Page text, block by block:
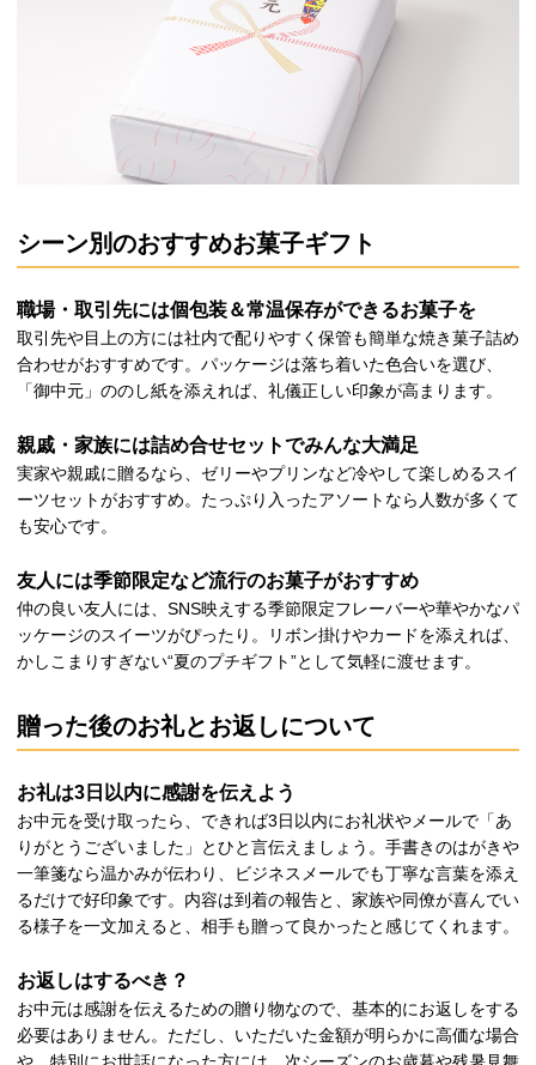
シーン別のおすすめお菓子ギフト
職場・取引先には個包装＆常温保存ができるお菓子を
取引先や目上の方には社内で配りやすく保管も簡単な焼き菓子詰め
合わせがおすすめです。パッケージは落ち着いた色合いを選び、
「御中元」ののし紙を添えれば、礼儀正しい印象が高まります。
親戚・家族には詰め合せセットでみんな大満足
実家や親戚に贈るなら、ゼリーやプリンなど冷やして楽しめるスイ
ーツセットがおすすめ。たっぷり入ったアソートなら人数が多くて
も安心です。
友人には季節限定など流行のお菓子がおすすめ
仲の良い友人には、SNS映えする季節限定フレーバーや華やかなパ
ッケージのスイーツがぴったり。リボン掛けやカードを添えれば、
かしこまりすぎない“夏のプチギフト”として気軽に渡せます。
贈った後のお礼とお返しについて
お礼は3日以内に感謝を伝えよう
お中元を受け取ったら、できれば3日以内にお礼状やメールで「あ
りがとうございました」とひと言伝えましょう。手書きのはがきや
一筆箋なら温かみが伝わり、ビジネスメールでも丁寧な言葉を添え
るだけで好印象です。内容は到着の報告と、家族や同僚が喜んでい
る様子を一文加えると、相手も贈って良かったと感じてくれます。
お返しはするべき？
お中元は感謝を伝えるための贈り物なので、基本的にお返しをする
必要はありません。ただし、いただいた金額が明らかに高価な場合